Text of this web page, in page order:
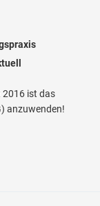
2016 ist das
anzuwenden!